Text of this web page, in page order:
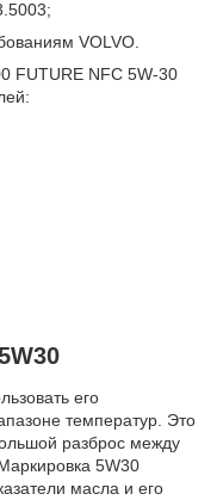
VOLVO.
FUTURE NFC 5W-30
его
температур. Это
разброс между
5W30
масла и его